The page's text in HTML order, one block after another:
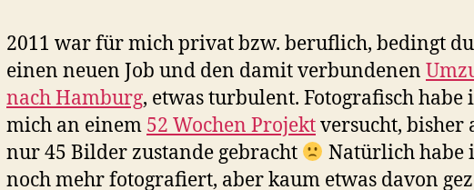
2011 war für mich privat bzw. beruflich, bedingt
einen neuen Job und den damit verbundenen
nach Hamburg, etwas turbulent. Fotografisch habe
mich an einem 52 Wochen Projektversucht, bisher
nur 45 Bilder zustande gebracht
Natürlich habe
noch mehr fotografiert, aber kaum etwas davon